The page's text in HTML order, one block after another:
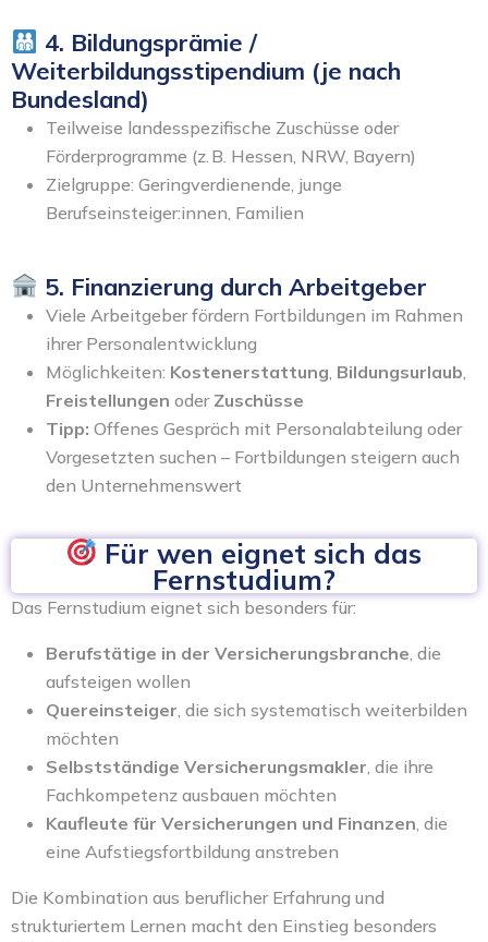
4. Bildungsprämie /
Weiterbildungsstipendium (je nach
Bundesland)
Teilweise landesspezifische Zuschüsse oder
Förderprogramme (z. B. Hessen, NRW, Bayern)
Zielgruppe: Geringverdienende, junge
Berufseinsteiger:innen, Familien
5. Finanzierung durch Arbeitgeber
Viele Arbeitgeber fördern Fortbildungen im Rahmen
ihrer Personalentwicklung
Möglichkeiten: Kostenerstattung Bildungsurlaub
Freistellungen oder Zuschüsse
Tipp: Offenes Gespräch mit Personalabteilung oder
Vorgesetzten suchen – Fortbildungen steigern auch
den Unternehmenswert
Für wen eignet sich das
Fernstudium?
Das Fernstudium eignet sich besonders für:
Berufstätige in der Versicherungsbranche, die
aufsteigen wollen
Quereinsteiger, die sich systematisch weiterbilden
möchten
Selbstständige Versicherungsmakler, die ihre
Fachkompetenz ausbauen möchten
Kaufleute für Versicherungen und Finanzen, die
eine Aufstiegsfortbildung anstreben
Die Kombination aus beruflicher Erfahrung und
strukturiertem Lernen macht den Einstieg besonders